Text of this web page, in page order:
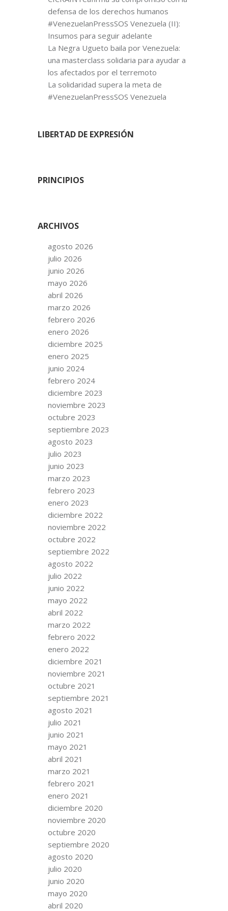
defensa de los derechos humanos
#VenezuelanPressSOS Venezuela (II):
Insumos para seguir adelante
La Negra Ugueto baila por Venezuela:
una masterclass solidaria para ayudar a
los afectados por el terremoto
La solidaridad supera la meta de
#VenezuelanPressSOS Venezuela
LIBERTAD DE EXPRESIÓN
PRINCIPIOS
ARCHIVOS
agosto 2026
julio 2026
junio 2026
mayo 2026
abril 2026
marzo 2026
febrero 2026
enero 2026
diciembre 2025
enero 2025
junio 2024
febrero 2024
diciembre 2023
noviembre 2023
octubre 2023
septiembre 2023
agosto 2023
julio 2023
junio 2023
marzo 2023
febrero 2023
enero 2023
diciembre 2022
noviembre 2022
octubre 2022
septiembre 2022
agosto 2022
julio 2022
junio 2022
mayo 2022
abril 2022
marzo 2022
febrero 2022
enero 2022
diciembre 2021
noviembre 2021
octubre 2021
septiembre 2021
agosto 2021
julio 2021
junio 2021
mayo 2021
abril 2021
marzo 2021
febrero 2021
enero 2021
diciembre 2020
noviembre 2020
octubre 2020
septiembre 2020
agosto 2020
julio 2020
junio 2020
mayo 2020
abril 2020